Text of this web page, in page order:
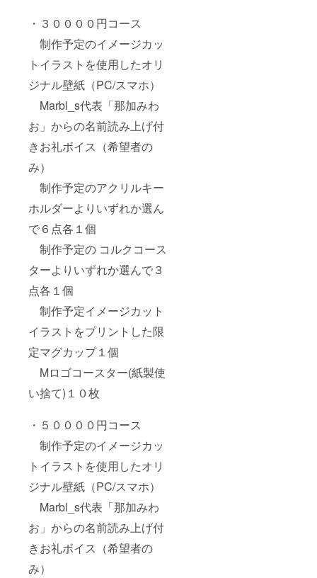
・３００００円コース
制作予定のイメージカッ
トイラストを使用したオリ
ジナル壁紙（PC/スマホ）
Marbl_s代表「那加みわ
お」からの名前読み上げ付
きお礼ボイス（希望者の
み）
制作予定のアクリルキー
ホルダーよりいずれか選ん
で６点各１個
制作予定の コルクコース
ターよりいずれか選んで３
点各１個
制作予定イメージカット
イラストをプリントした限
定マグカップ１個
Mロゴコースター(紙製使
い捨て)１０枚
・５００００円コース
制作予定のイメージカッ
トイラストを使用したオリ
ジナル壁紙（PC/スマホ）
Marbl_s代表「那加みわ
お」からの名前読み上げ付
きお礼ボイス（希望者の
み）